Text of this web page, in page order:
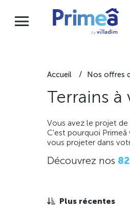
Accueil Nos offres
Terrains à
Vous avez le projet
C'est pourquoi
vous projeter dans
Découvrez nos 82
Plus récentes